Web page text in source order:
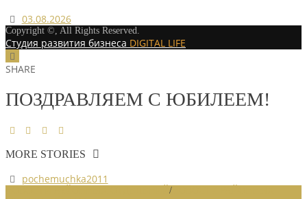
03.08.2026
Copyright ©, All Rights Reserved.
Студия развития бизнеса DIGITAL LIFE
SHARE
ПОЗДРАВЛЯЕМ С ЮБИЛЕЕМ!
MORE STORIES
pochemuchka2011
/